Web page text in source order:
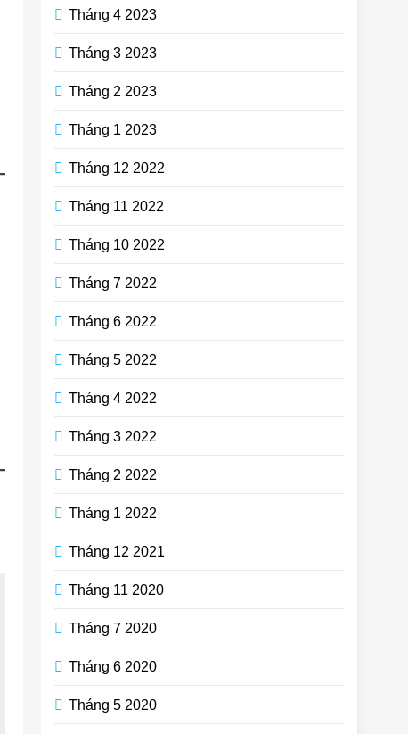
Tháng 4 2023
Tháng 3 2023
Tháng 2 2023
Tháng 1 2023
Tháng 12 2022
Tháng 11 2022
Tháng 10 2022
Tháng 7 2022
Tháng 6 2022
Tháng 5 2022
Tháng 4 2022
Tháng 3 2022
Tháng 2 2022
Tháng 1 2022
Tháng 12 2021
Tháng 11 2020
Tháng 7 2020
Tháng 6 2020
Tháng 5 2020